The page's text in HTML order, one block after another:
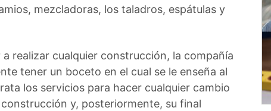
mezcladoras, los taladros, espátulas y
realizar cualquier construcción, la compañía
tener un boceto en el cual se le enseña al
los servicios para hacer cualquier cambio
y, posteriormente, su final